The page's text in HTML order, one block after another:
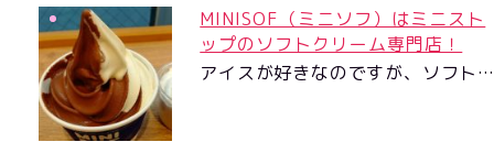
MINISOF（ミニソフ）はミニスト
ップのソフトクリーム専門店！
アイスが好きなのですが、ソフト